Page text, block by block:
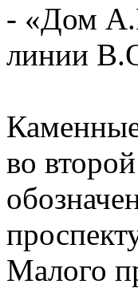
- «Дом
линии
во
Малого